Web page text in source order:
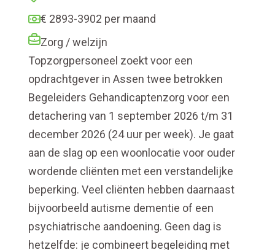
€ 2893-3902 per maand
Zorg / welzijn
Topzorgpersoneel zoekt voor een
opdrachtgever in Assen twee betrokken
Begeleiders Gehandicaptenzorg voor een
detachering van 1 september 2026 t/m 31
december 2026 (24 uur per week). Je gaat
aan de slag op een woonlocatie voor ouder
wordende cliënten met een verstandelijke
beperking. Veel cliënten hebben daarnaast
bijvoorbeeld autisme dementie of een
psychiatrische aandoening. Geen dag is
hetzelfde: je combineert begeleiding met